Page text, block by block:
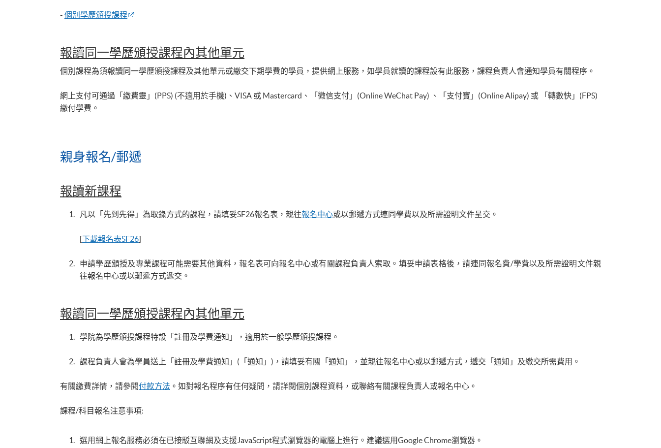
- 個別學歷頒授課程
報讀同一學歷頒授課程內其他單元
個別課程為須報讀同一學歷頒授課程及其他單元或繳交下期學費的學員，提供網上服務，如學員就讀的課程設有此服務，課程負責人會通知學員有關程序。
網上支付可通過「繳費靈」(PPS) (不適用於手機)、VISA 或 Mastercard、「微信支付」(Online WeChat Pay) 、「支付寶」(Online Alipay) 或 「轉數快」(FPS)
繳付學費。
親身報名/郵遞
報讀新課程
凡以「先到先得」為取錄方式的課程，請填妥SF26報名表，親往報名中心或以郵遞方式連同學費以及所需證明文件呈交。
[下載報名表SF26]
申請學歷頒授及專業課程可能需要其他資料，報名表可向報名中心或有關課程負責人索取。填妥申請表格後，請連同報名費/學費以及所需證明文件親
往報名中心或以郵遞方式遞交。
報讀同一學歷頒授課程內其他單元
學院為學歷頒授課程特設「註冊及學費通知」，適用於一般學歷頒授課程。
課程負責人會為學員送上「註冊及學費通知」(「通知」)，請填妥有關「通知」，並親往報名中心或以郵遞方式，遞交「通知」及繳交所需費用。
有關繳費詳情，請參閱付款方法 。如對報名程序有任何疑問，請詳閱個別課程資料，或聯絡有關課程負責人或報名中心。
課程/科目報名注意事項:
選用網上報名服務必須在已接駁互聯網及支援JavaScript程式瀏覽器的電腦上進行。建議選用Google Chrome瀏覽器。